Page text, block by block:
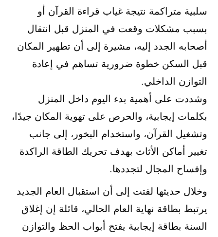
سلبية متراكمة نتيجة غياب قراءة القرآن أو
بسبب مشكلات وقعت في المنزل قبل انتقال
أصحابه الجدد إليه، مشيرة إلى أن تطهير المكان
قبل السكن خطوة ضرورية تساهم في إعادة
التوازن الداخلي.
وشددت على أهمية بدء اليوم داخل المنزل
بكلمات إيجابية، والحرص على تهوية المكان جيدًا،
وتشغيل القرآن، واستخدام البخور، إلى جانب
تغيير أماكن الأثاث بهدف تحريك الطاقة الراكدة
وإفساح المجال لتجددها.
وخلال حديثها لفتت إلى أن استقبال العام الجديد
يرتبط بطاقة نهاية العام الحالي، قائلة إن إغلاق
السنة بطاقة إيجابية يفتح أبواب الحظ والتوازن